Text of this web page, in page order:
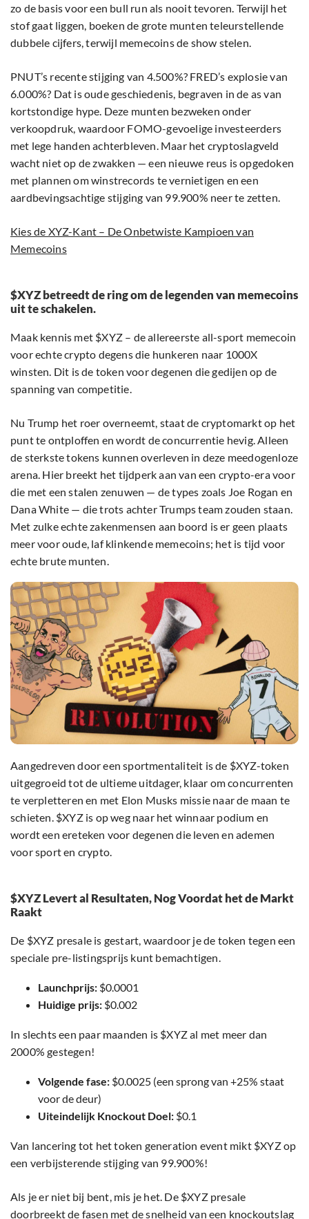
zo de basis voor een bull run als nooit tevoren. Terwijl het
stof gaat liggen, boeken de grote munten teleurstellende
dubbele cijfers, terwijl memecoins de show stelen.
PNUT’s recente stijging van 4.500%? FRED’s explosie van
6.000%? Dat is oude geschiedenis, begraven in de as van
kortstondige hype. Deze munten bezweken onder
verkoopdruk, waardoor FOMO-gevoelige investeerders
met lege handen achterbleven. Maar het cryptoslagveld
wacht niet op de zwakken — een nieuwe reus is opgedoken
met plannen om winstrecords te vernietigen en een
aardbevingsachtige stijging van 99.900% neer te zetten.
Kies de XYZ-Kant – De Onbetwiste Kampioen van
Memecoins
$XYZ betreedt de ring om de legenden van memecoins
uit te schakelen.
Maak kennis met $XYZ – de allereerste all-sport memecoin
voor echte crypto degens die hunkeren naar 1000X
winsten. Dit is de token voor degenen die gedijen op de
spanning van competitie.
Nu Trump het roer overneemt, staat de cryptomarkt op het
punt te ontploffen en wordt de concurrentie hevig. Alleen
de sterkste tokens kunnen overleven in deze meedogenloze
arena. Hier breekt het tijdperk aan van een crypto-era voor
die met een stalen zenuwen — de types zoals Joe Rogan en
Dana White — die trots achter Trumps team zouden staan.
Met zulke echte zakenmensen aan boord is er geen plaats
meer voor oude, laf klinkende memecoins; het is tijd voor
echte brute munten.
Aangedreven door een sportmentaliteit is de $XYZ-token
uitgegroeid tot de ultieme uitdager, klaar om concurrenten
te verpletteren en met Elon Musks missie naar de maan te
schieten. $XYZ is op weg naar het winnaar podium en
wordt een ereteken voor degenen die leven en ademen
voor sport en crypto.
$XYZ Levert al Resultaten, Nog Voordat het de Markt
Raakt
De $XYZ presale is gestart, waardoor je de token tegen een
speciale pre-listingsprijs kunt bemachtigen.
Launchprijs: $0.0001
Huidige prijs: $0.002
In slechts een paar maanden is $XYZ al met meer dan
2000% gestegen!
Volgende fase: $0.0025 (een sprong van +25% staat
voor de deur)
Uiteindelijk Knockout Doel: $0.1
Van lancering tot het token generation event mikt $XYZ op
een verbijsterende stijging van 99.900%!
Als je er niet bij bent, mis je het. De $XYZ presale
doorbreekt de fasen met de snelheid van een knockoutslag